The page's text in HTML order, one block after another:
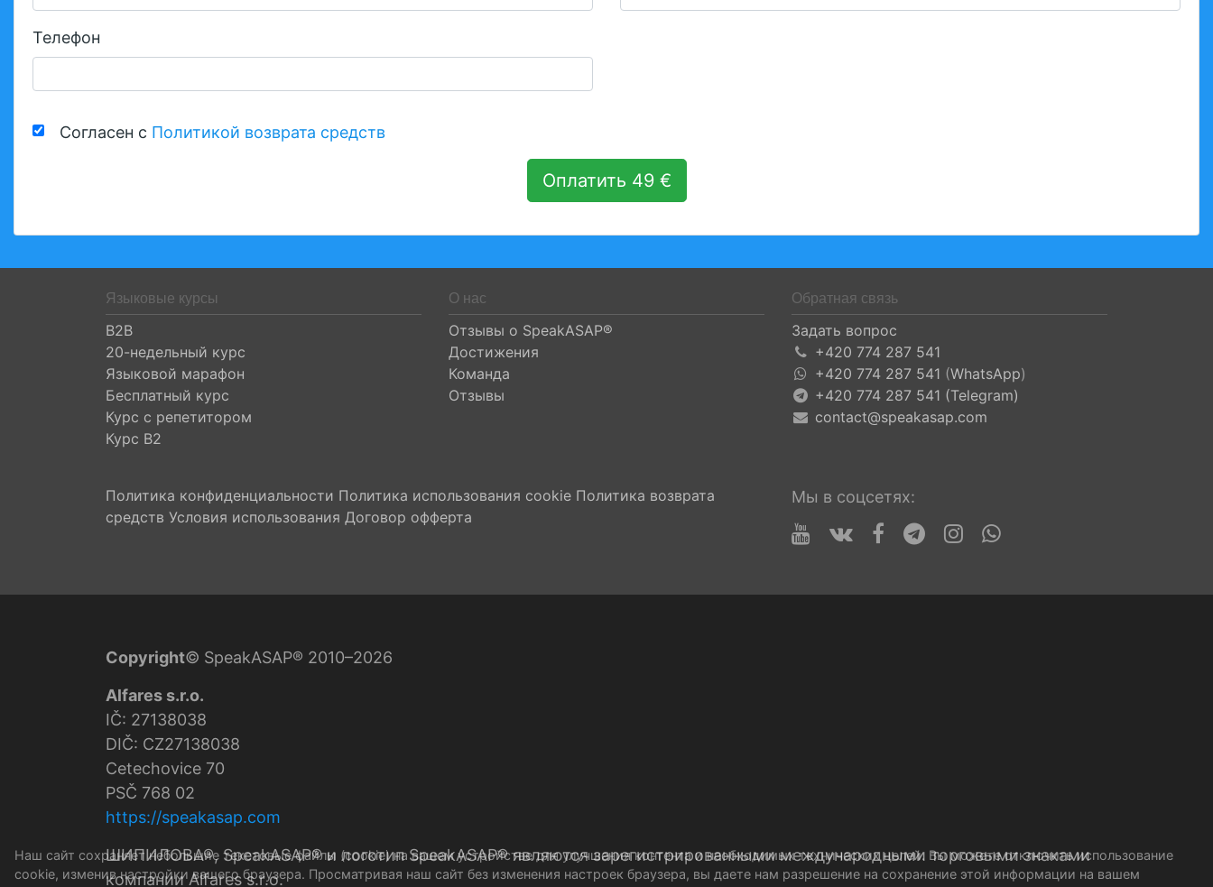
Телефон
Согласен с Политикой возврата средств
Оплатить 49 €
Языковые курсы
B2B
20-недельный курс
Языковой марафон
Бесплатный курс
Курс с репетитором
Курс B2
О нас
Отзывы о SpeakASAP®
Достижения
Команда
Отзывы
Обратная связь
Задать вопрос
+420 774 287 541
+420 774 287 541 (WhatsApp)
+420 774 287 541 (Telegram)
contact@speakasap.com
Политика конфиденциальности Политика использования cookie Политика возврата
средств Условия использования Договор офферта
Мы в соцсетях:
Copyright© SpeakASAP® 2010–2026
Alfares s.r.o.
IČ: 27138038
DIČ: CZ27138038
Cetechovice 70
PSČ 768 02
https://speakasap.com
ШИПИЛОВА®, SpeakASAP® и логотип SpeakASAP® являются зарегистрированными международными торговыми знаками
компании Alfares s.r.o.
Наш сайт сохраняет небольшие текстовые файлы (cookie) на вашем устройстве для улучшения контента и необходимых технических целей. Вы можете отключить использование
cookie, изменив настройки вашего браузера. Просматривая наш сайт без изменения настроек браузера, вы даете нам разрешение на сохранение этой информации на вашем